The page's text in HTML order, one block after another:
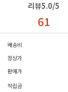
리뷰5.0/5
61
배송비
정상가
판매가
적립금